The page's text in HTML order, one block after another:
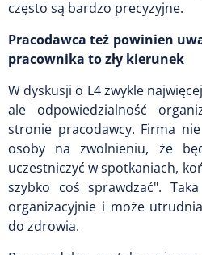
często są bardzo precyzyjne.
Pracodawca też powinien
pracownika to zły kierunek
W dyskusji o L4 zwykle
ale odpowiedzialność
stronie pracodawcy. Firma
osoby na zwolnieniu, że
uczestniczyć w spotkaniach,
szybko coś sprawdzać".
organizacyjnie i może
do zdrowia.